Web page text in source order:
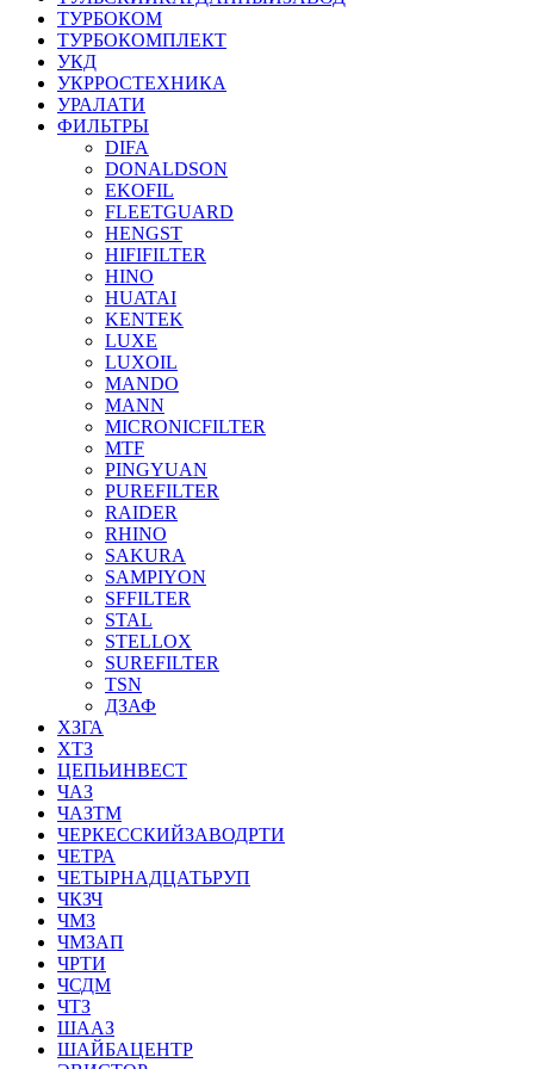
ТУРБОКОМ
ТУРБОКОМПЛЕКТ
УКД
УКРРОСТЕХНИКА
УРАЛАТИ
ФИЛЬТРЫ
DIFA
DONALDSON
EKOFIL
FLEETGUARD
HENGST
HIFIFILTER
HINO
HUATAI
KENTEK
LUXE
LUXOIL
MANDO
MANN
MICRONICFILTER
MTF
PINGYUAN
PUREFILTER
RAIDER
RHINO
SAKURA
SAMPIYON
SFFILTER
STAL
STELLOX
SUREFILTER
TSN
ДЗАФ
ХЗГА
ХТЗ
ЦЕПЬИНВЕСТ
ЧАЗ
ЧАЗТМ
ЧЕРКЕССКИЙЗАВОДРТИ
ЧЕТРА
ЧЕТЫРНАДЦАТЬРУП
ЧКЗЧ
ЧМЗ
ЧМЗАП
ЧРТИ
ЧСДМ
ЧТЗ
ШААЗ
ШАЙБАЦЕНТР